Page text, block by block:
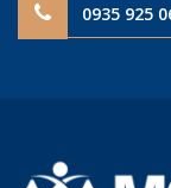
0935 925